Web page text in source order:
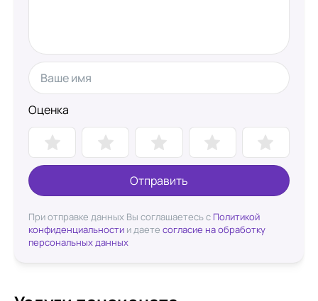
Оценка
Отправить
При отправке данных Вы соглашаетесь с Политикой
конфиденциальности и даете согласие на обработку
персональных данных